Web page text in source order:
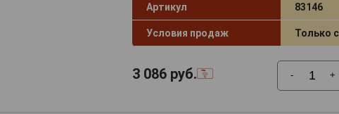
Артикул 83146
Условия продаж Только
3 086руб. - +